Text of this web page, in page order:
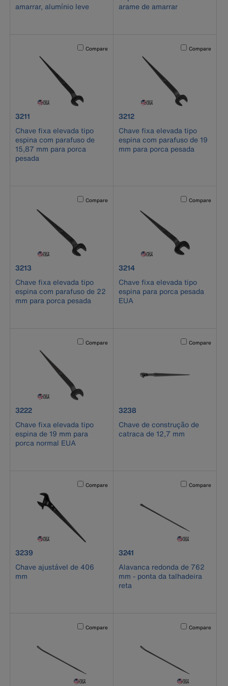
amarrar, alumínio leve
arame de amarrar
Activating this element will cause content on the page to
Compare
product number 3211
3211
Chave fixa elevada tipo
espina com parafuso de
15,87 mm para porca
pesada
Activating this
Compare
product number 3212
3212
Chave fixa elevada tipo
espina com parafuso de 19
mm para porca pesada
Activating this element will cause content on the page to
Compare
product number 3213
3213
Chave fixa elevada tipo
espina com parafuso de 22
mm para porca pesada
Activating this
Compare
product number 3214
3214
Chave fixa elevada tipo
espina para porca pesada
EUA
Activating this element will cause content on the page to
Compare
product number 3222
3222
Chave fixa elevada tipo
espina de 19 mm para
porca normal EUA
Activating this
Compare
product number 3238
3238
Chave de construção de
catraca de 12,7 mm
Activating this element will cause content on the page to
Compare
product number 3239
3239
Chave ajustável de 406
mm
Activating this
Compare
product number 3241
3241
Alavanca redonda de 762
mm - ponta da talhadeira
reta
Activating this element will cause content on the page to
Compare Activating this
Compare